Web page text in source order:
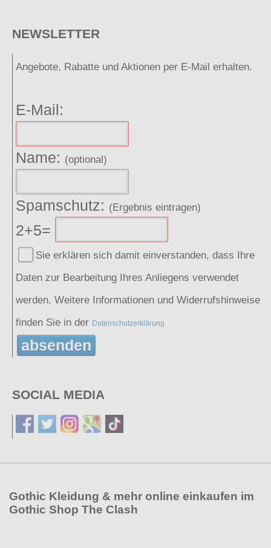
NEWSLETTER
Angebote, Rabatte und Aktionen per E-Mail erhalten.
E-Mail:
Name: (optional)
Spamschutz: (Ergebnis eintragen)
2+5=
Sie erklären sich damit einverstanden, dass Ihre
Daten zur Bearbeitung Ihres Anliegens verwendet
werden. Weitere Informationen und Widerrufshinweise
finden Sie in der Datenschutzerklärung
absenden
SOCIAL MEDIA
Gothic Kleidung & mehr online einkaufen im
Gothic Shop The Clash